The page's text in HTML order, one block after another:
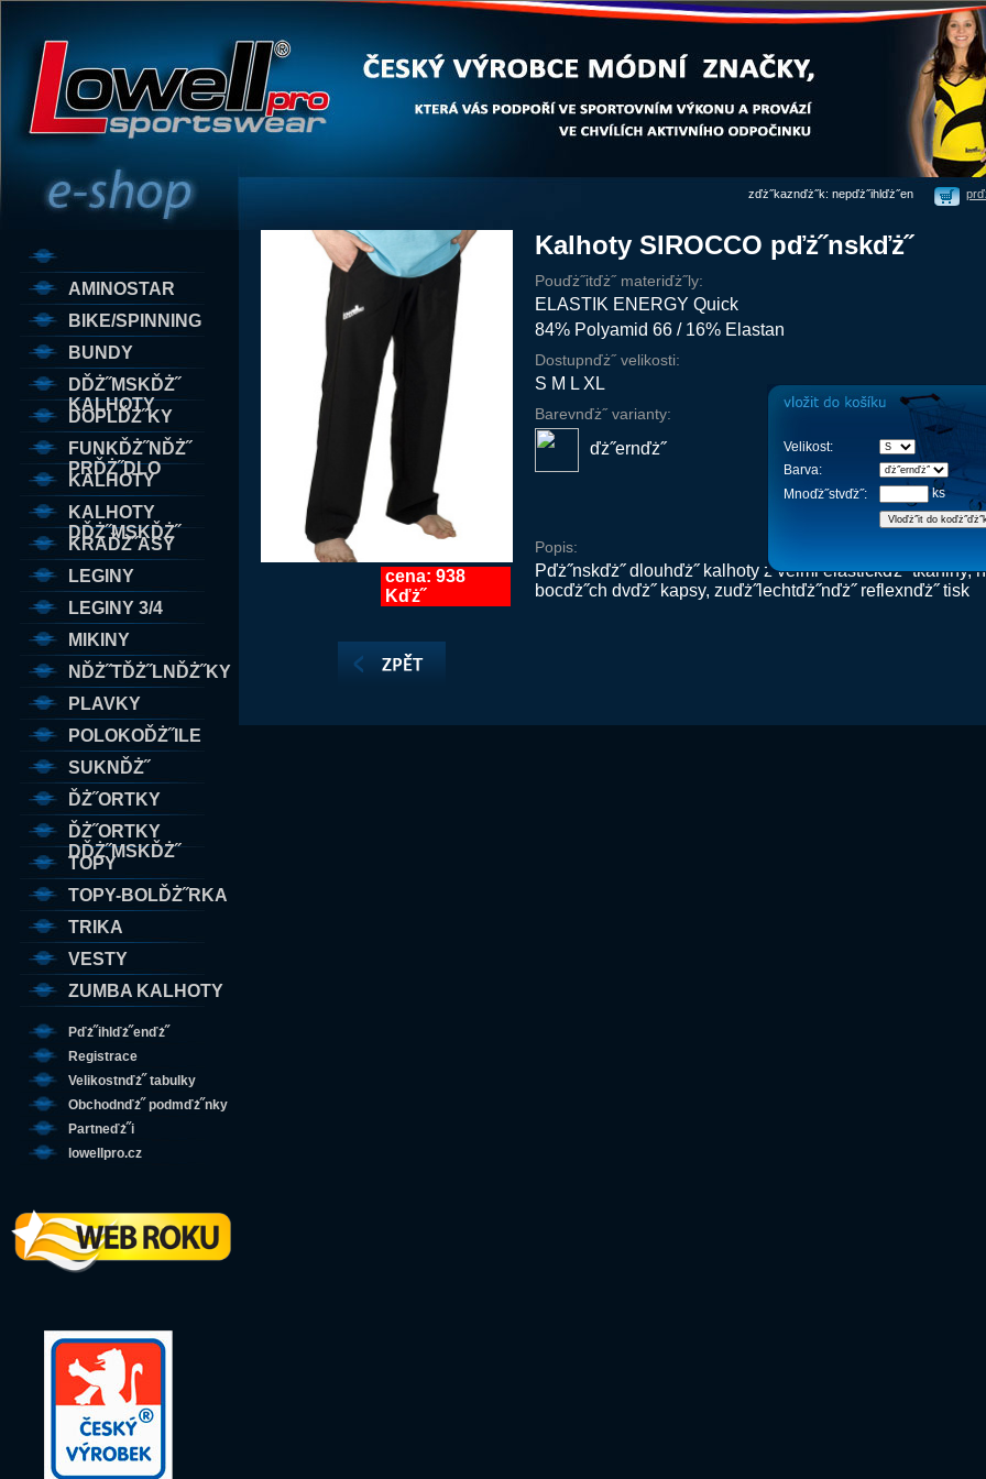
zďż˝kaznďż˝k: nepďż˝ihlďż˝en
AMINOSTAR
BIKE/SPINNING
BUNDY
DĎŻ˝MSKĎŻ˝
KALHOTY
DOPLĎŻ˝KY
FUNKĎŻ˝NĎŻ˝
PRĎŻ˝DLO
KALHOTY
KALHOTY
DĎŻ˝MSKĎŻ˝
KRAĎŻ˝ASY
LEGINY
LEGINY 3/4
MIKINY
NĎŻ˝TĎŻ˝LNĎŻ˝KY
PLAVKY
POLOKOĎŻ˝ILE
SUKNĎŻ˝
ĎŻ˝ORTKY
ĎŻ˝ORTKY
DĎŻ˝MSKĎŻ˝
TOPY
TOPY-BOLĎŻ˝RKA
TRIKA
VESTY
ZUMBA KALHOTY
Pďż˝ihlďż˝enďż˝
Registrace
Velikostnďż˝ tabulky
Obchodnďż˝ podmďż˝nky
Partneďż˝i
lowellpro.cz
cena: 938
Kďż˝
Kalhoty SIROCCO pďż˝nskďż˝
Pouďż˝itďż˝ materiďż˝ly:
ELASTIK ENERGY Quick
84% Polyamid 66 / 16% Elastan
Dostupnďż˝ velikosti:
S M L XL
Barevnďż˝ varianty:
ďż˝ernďż˝
Popis:
Pďż˝nskďż˝ dlouhďż˝ kalhoty z velmi elastickďż˝ tkaniny,
bocďż˝ch dvďż˝ kapsy, zuďż˝lechtďż˝nďż˝ reflexnďż˝ tisk
Velikost:
Barva:
Mnoďż˝stvďż˝:
ks